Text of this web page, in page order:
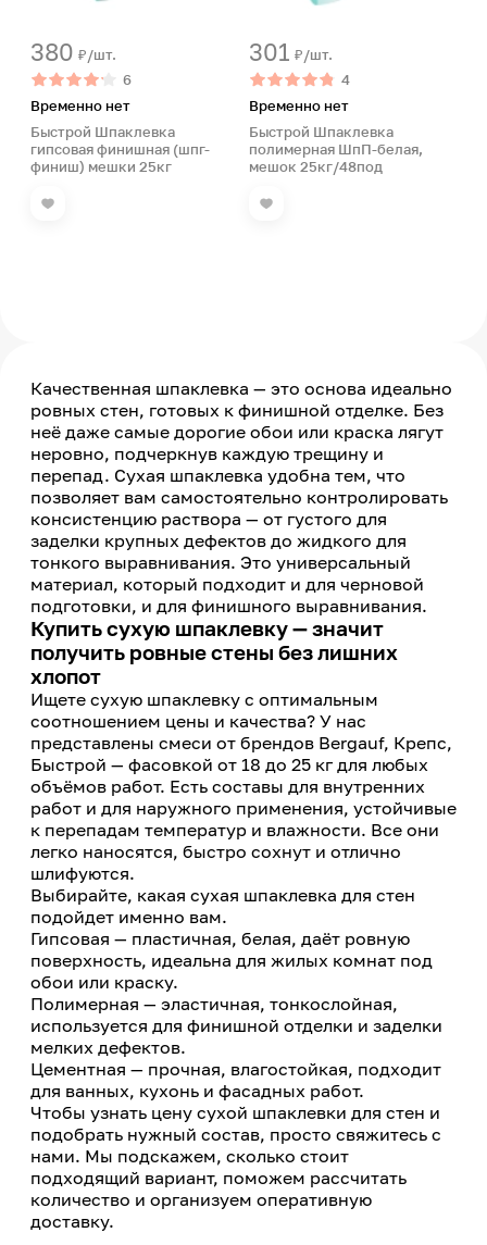
380 ₽/шт.
6
Временно нет
Быстрой Шпаклевка
гипсовая финишная (шпг-
финиш) мешки 25кг
301 ₽/шт.
4
Временно нет
Быстрой Шпаклевка
полимерная ШпП-белая,
мешок 25кг/48под
Качественная шпаклевка — это основа идеально
ровных стен, готовых к финишной отделке. Без
неё даже самые дорогие обои или краска лягут
неровно, подчеркнув каждую трещину и
перепад. Сухая шпаклевка удобна тем, что
позволяет вам самостоятельно контролировать
консистенцию раствора — от густого для
заделки крупных дефектов до жидкого для
тонкого выравнивания. Это универсальный
материал, который подходит и для черновой
подготовки, и для финишного выравнивания.
Купить сухую шпаклевку — значит
получить ровные стены без лишних
хлопот
Ищете сухую шпаклевку с оптимальным
соотношением цены и качества? У нас
представлены смеси от брендов Bergauf, Крепс,
Быстрой — фасовкой от 18 до 25 кг для любых
объёмов работ. Есть составы для внутренних
работ и для наружного применения, устойчивые
к перепадам температур и влажности. Все они
легко наносятся, быстро сохнут и отлично
шлифуются.
Выбирайте, какая сухая шпаклевка для стен
подойдет именно вам.
Гипсовая — пластичная, белая, даёт ровную
поверхность, идеальна для жилых комнат под
обои или краску.
Полимерная — эластичная, тонкослойная,
используется для финишной отделки и заделки
мелких дефектов.
Цементная — прочная, влагостойкая, подходит
для ванных, кухонь и фасадных работ.
Чтобы узнать цену сухой шпаклевки для стен и
подобрать нужный состав, просто свяжитесь с
нами. Мы подскажем, сколько стоит
подходящий вариант, поможем рассчитать
количество и организуем оперативную
доставку.